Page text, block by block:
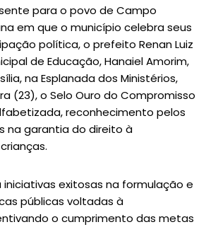
para o povo de Campo
em que o município celebra seus
política, o prefeito Renan Luiz
de Educação, Hanaiel Amorim,
na Esplanada dos Ministérios,
(23), o Selo Ouro do Compromisso
reconhecimento pelos
na garantia do direito à
exitosas na formulação e
públicas voltadas à
o cumprimento das metas